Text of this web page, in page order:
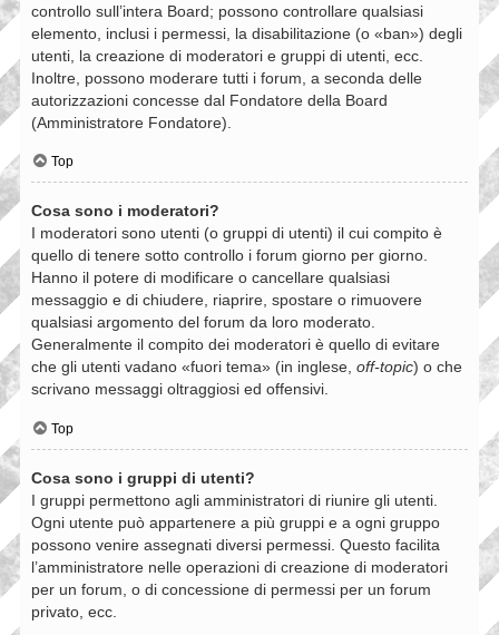
controllo sull’intera Board; possono controllare qualsiasi
elemento, inclusi i permessi, la disabilitazione (o «ban») degli
utenti, la creazione di moderatori e gruppi di utenti, ecc.
Inoltre, possono moderare tutti i forum, a seconda delle
autorizzazioni concesse dal Fondatore della Board
(Amministratore Fondatore).
Top
Cosa sono i moderatori?
I moderatori sono utenti (o gruppi di utenti) il cui compito è
quello di tenere sotto controllo i forum giorno per giorno.
Hanno il potere di modificare o cancellare qualsiasi
messaggio e di chiudere, riaprire, spostare o rimuovere
qualsiasi argomento del forum da loro moderato.
Generalmente il compito dei moderatori è quello di evitare
che gli utenti vadano «fuori tema» (in inglese, off-topic) o che
scrivano messaggi oltraggiosi ed offensivi.
Top
Cosa sono i gruppi di utenti?
I gruppi permettono agli amministratori di riunire gli utenti.
Ogni utente può appartenere a più gruppi e a ogni gruppo
possono venire assegnati diversi permessi. Questo facilita
l’amministratore nelle operazioni di creazione di moderatori
per un forum, o di concessione di permessi per un forum
privato, ecc.